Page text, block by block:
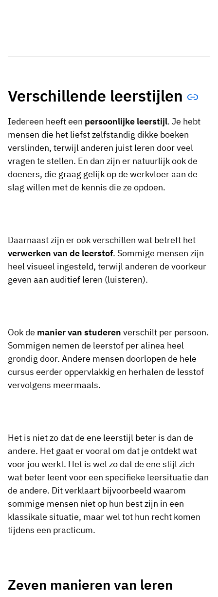
Verschillende leerstijlen
Iedereen heeft een persoonlijke leerstijl. Je hebt
mensen die het liefst zelfstandig dikke boeken
verslinden, terwijl anderen juist leren door veel
vragen te stellen. En dan zijn er natuurlijk ook de
doeners, die graag gelijk op de werkvloer aan de
slag willen met de kennis die ze opdoen.
Daarnaast zijn er ook verschillen wat betreft het
verwerken van de leerstof. Sommige mensen zijn
heel visueel ingesteld, terwijl anderen de voorkeur
geven aan auditief leren (luisteren).
Ook de manier van studeren verschilt per persoon.
Sommigen nemen de leerstof per alinea heel
grondig door. Andere mensen doorlopen de hele
cursus eerder oppervlakkig en herhalen de lesstof
vervolgens meermaals.
Het is niet zo dat de ene leerstijl beter is dan de
andere. Het gaat er vooral om dat je ontdekt wat
voor jou werkt. Het is wel zo dat de ene stijl zich
wat beter leent voor een specifieke leersituatie dan
de andere. Dit verklaart bijvoorbeeld waarom
sommige mensen niet op hun best zijn in een
klassikale situatie, maar wel tot hun recht komen
tijdens een practicum.
Zeven manieren van leren